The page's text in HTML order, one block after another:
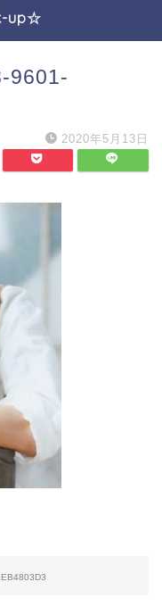
up☆
9601-
2020年5月13日